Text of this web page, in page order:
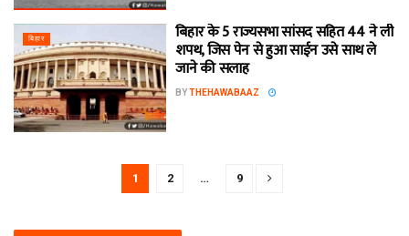
बिहार बिहार के 5 राज्यसभा सांसद सहित 44 ने ली
शपथ, जिस पेन से हुआ साईन उसे साथ ले
जाने की सलाह
BYTHEHAWABAAZ
1 2 … 9